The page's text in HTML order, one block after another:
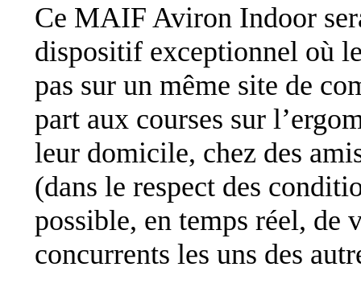
Ce MAIF Aviron Indoor
dispositif exceptionnel où
pas sur un même site de
part aux courses sur
leur domicile, chez des
(dans le respect des
possible, en temps réel, de
concurrents les uns des